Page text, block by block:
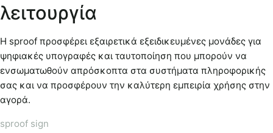
λειτουργία
Η sproof προσφέρει εξαιρετικά εξειδικευμένες μονάδες για
ψηφιακές υπογραφές και ταυτοποίηση που μπορούν να
ενσωματωθούν απρόσκοπτα στα συστήματα πληροφορικής
σας και να προσφέρουν την καλύτερη εμπειρία χρήσης στην
αγορά.
sproof sign